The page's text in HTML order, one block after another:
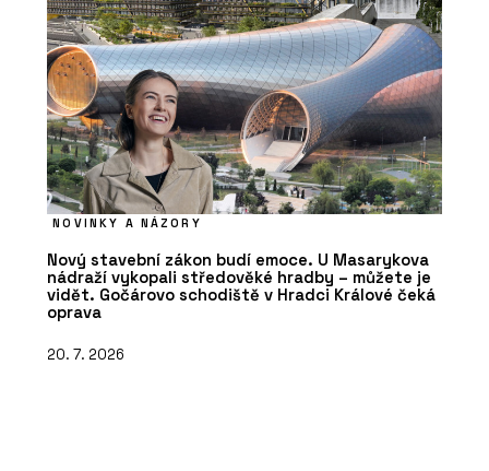
NOVINKY A NÁZORY
Nový stavební zákon budí emoce. U Masarykova
nádraží vykopali středověké hradby – můžete je
vidět. Gočárovo schodiště v Hradci Králové čeká
oprava
20. 7. 2026